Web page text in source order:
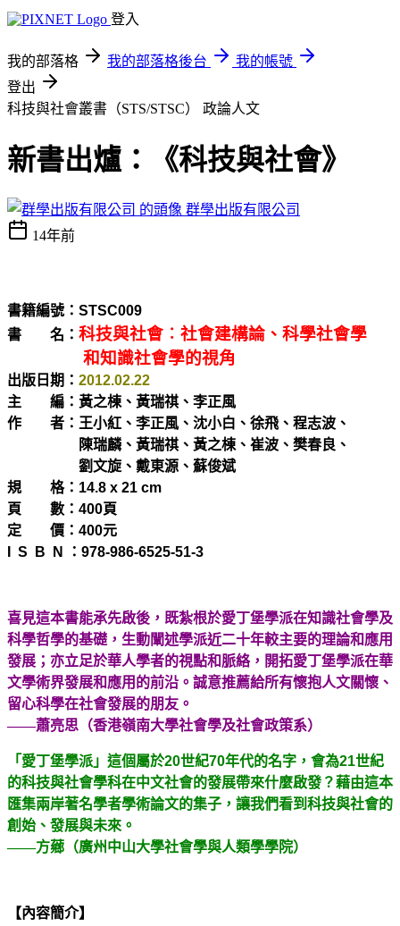
登入
我的部落格 我的部落格後台
我的帳號
登出
科技與社會叢書（STS/STSC） 政論人文
新書出爐：《科技與社會》
群學出版有限公司
14年前
書籍編號：STSC009
書 名： 科技與社會︰社會建構論、科學社會學
和知識社會學的視角
出版日期： 2012.02.22
主 編：黃之棟、黃瑞祺、李正風
作 者：王小紅、李正風、沈小白、徐飛、程志波、
陳瑞麟、黃瑞祺、黃之棟、崔波、樊春良、
劉文旋、戴東源、蘇俊斌
規 格：14.8 x 21 cm
頁 數：400頁
定 價：400元
I S B N ：978-986-6525-51-3
喜見這本書能承先啟後，既紮根於愛丁堡學派在知識社會學及
科學哲學的基礎，生動闡述學派近二十年較主要的理論和應用
發展；亦立足於華人學者的視點和脈絡，開拓愛丁堡學派在華
文學術界發展和應用的前沿。誠意推薦給所有懷抱人文關懷、
留心科學在社會發展的朋友。
——蕭亮思（香港嶺南大學社會學及社會政策系）
「愛丁堡學派」這個屬於20世紀70年代的名字，會為21世紀
的科技與社會學科在中文社會的發展帶來什麼啟發？藉由這本
匯集兩岸著名學者學術論文的集子，讓我們看到科技與社會的
創始、發展與未來。
——方薌（廣州中山大學社會學與人類學學院）
【內容簡介】